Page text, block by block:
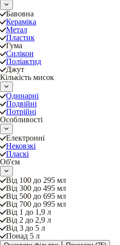
Бавовна
Кераміка
Метал
Пластик
Гума
Силікон
Поліактид
Джут
Кількість мисок
Одинарні
Подвійні
Потрійні
Особливості
Електронні
Нековзкі
Пласкі
Об'єм
Від 100 до 295 мл
Від 300 до 495 мл
Від 500 до 695 мл
Від 700 до 995 мл
Від 1 до 1,9 л
Від 2 до 2,9 л
Від 3 до 5 л
Понад 5 л